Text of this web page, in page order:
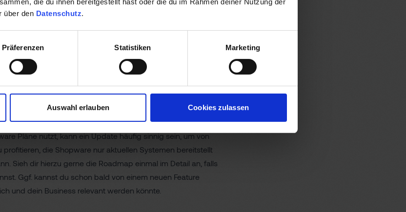
über den Datenschutz.
Präferenzen Statistiken Marketing
Auswahl erlauben Cookies zulassen
vorab mit den Inhalten des jeweiligen Updates und denen, die
zu beschäftigen und zu prüfen, ob es für deinen Shop wirklich
allem, wenn es keine für dich wesentlichen Änderungen mit sich
nicht immer notwendig. Was viele häufig nicht auf dem Schirm
Update auf die neueste Version profitierst du auch immer von allen
die zwischen deiner aktuellen und der Zielversion liegen.
verbesserter Performance ebenfalls hoch im Kurs. Die viel
Edition entwickelt sich mit neuen Features zwar noch hier und
derShopware Roadmapsehen kannst. Wenn du jedoch aktiv
Plänenutzt, kann ein Update häufig sinnig sein, um von
profitieren, die Shopware nur aktuellen Systemen bereitstellt
Sieh dir hierzu gerne die Roadmap einmal im Detail an, falls
Ggf. kannst du schon bald von einem neuen Feature
und dein Business relevant werden könnte.